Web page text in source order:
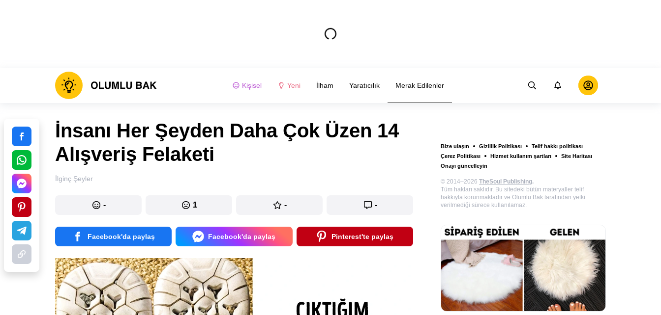
Kişisel Yeni İlham Yaratıcılık Merak Edilenler
Bize ulaşın Gizlilik Politikası
Telif hakkı politikası
Çerez Politikası
Hizmet kullanım şartları
Site Haritası
Onayı güncelleyin
© 2014–2026 TheSoul Publishing.
Tüm hakları saklıdır. Bu sitedeki bütün materyaller telif
hakkıyla korunmaktadır ve Olumlu Bak tarafından yetki
verilmediği sürece kullanılamaz.
İnsanı Her Şeyden Daha Çok Üzen 14
Alışveriş Felaketi
İlginç Şeyler
- 1 - -
Facebook'da paylaş Facebook'da paylaş Pinterest'te paylaş